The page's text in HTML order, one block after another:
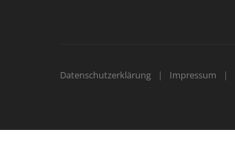
Datenschutzerklärung Impressum